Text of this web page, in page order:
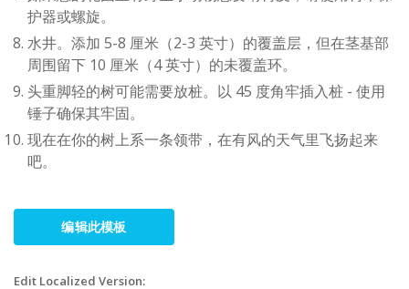
护器或螺旋。
水井。添加 5-8 厘米（2-3 英寸）的覆盖层，但在茎基部
周围留下 10 厘米（4 英寸）的未覆盖环。
头重脚轻的树可能需要放桩。以 45 度角牢插入桩 - 使用
锤子确保其牢固。
现在在你的树上系一条领带，在有风的天气里飞扬起来
吧。
编辑此模板
Edit Localized Version: